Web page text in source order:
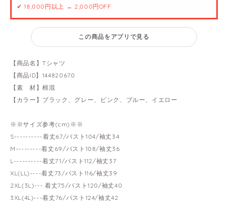
✔ 18,000円以上 → 2,000円OFF
この商品をアプリで見る
【商品名】Tシャツ
【商品ID】144820670
【素 材】棉混
【カラー】ブラック、グレー、ピンク、ブルー、イエロー
※※サイズ参考(cm)※※
S----------着丈67/バスト104/袖丈34
M---------着丈69/バスト108/袖丈36
L----------着丈71/バスト112/袖丈37
XL(LL)----着丈73/バスト116/袖丈39
2XL(3L)--- 着丈75/バスト120/袖丈40
3XL(4L)---着丈76/バスト124/袖丈42